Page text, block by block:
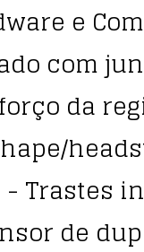
e
com
da
- Trastes
de